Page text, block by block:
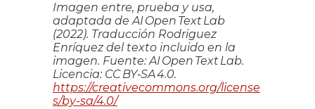
Imagen entre, prueba y usa,
adaptada de AI Open Text Lab
(2022). Traducción Rodriguez
Enríquez del texto incluido en la
imagen. Fuente: AI Open Text Lab.
Licencia: CC BY‑SA 4.0.
https://creativecommons.org/license
s/by-sa/4.0/